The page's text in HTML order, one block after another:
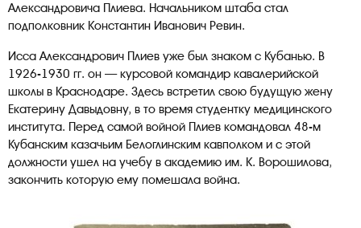
Александровича Плиева. Начальником штаба стал
подполковник Константин Иванович Ревин.
Исса Александрович Плиев уже был знаком с Кубанью. В
1926-1930 гг. он — курсовой командир кавалерийской
школы в Краснодаре. Здесь встретил свою будущую жену
Екатерину Давыдовну, в то время студентку медицинского
института. Перед самой войной Плиев командовал 48-м
Кубанским казачьим Белоглинским кавполком и с этой
должности ушел на учебу в академию им. К. Ворошилова,
закончить которую ему помешала война.